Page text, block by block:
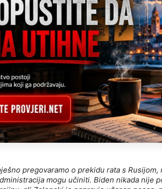
pregovaramo o prekidu rata s
mogu učiniti. Biden nikada nije